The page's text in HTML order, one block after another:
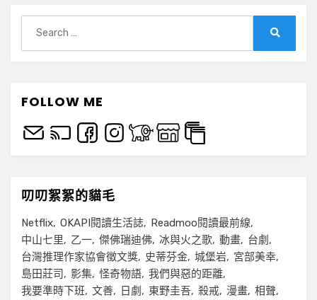
for:
FOLLOW ME
叨叨絮絮的貓毛
Netflix OKAPI閱讀生活誌
Readmoo閱讀最前線
中山七里
乙一 傑佛瑞迪佛 冰與火之歌 動畫
台劇
台灣推理作家協會徵文獎
史蒂芬金 城堡岩
宮部美幸
島田莊司
影集 怪奇物語 我們與惡的距離
我要準時下班
文善 日劇 東野圭吾 殺戒 漫畫 相聲